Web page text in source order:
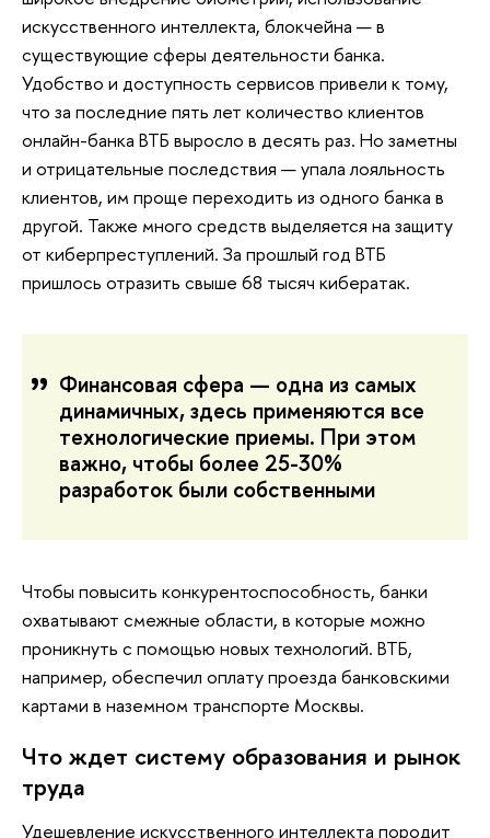
искусственного интеллекта, блокчейна — в
существующие сферы деятельности банка.
Удобство и доступность сервисов привели к тому,
что за последние пять лет количество клиентов
онлайн-банка ВТБ выросло в десять раз. Но заметны
и отрицательные последствия — упала лояльность
клиентов, им проще переходить из одного банка в
другой. Также много средств выделяется на защиту
от киберпреступлений. За прошлый год ВТБ
пришлось отразить свыше 68 тысяч кибератак.
Финансовая сфера — одна из самых
динамичных, здесь применяются все
технологические приемы. При этом
важно, чтобы более 25-30%
разработок были собственными
Чтобы повысить конкурентоспособность, банки
охватывают смежные области, в которые можно
проникнуть с помощью новых технологий. ВТБ,
например, обеспечил оплату проезда банковскими
картами в наземном транспорте Москвы.
Что ждет систему образования и рынок
труда
Удешевление искусственного интеллекта породит